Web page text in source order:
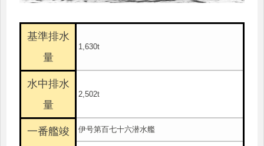
基準排水
量
1,630t
水中排水
量
2,502t
一番艦竣
伊号第百七十六潜水艦